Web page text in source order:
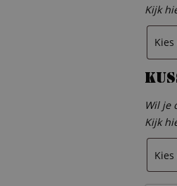
Kijk
Wil je
Kijk